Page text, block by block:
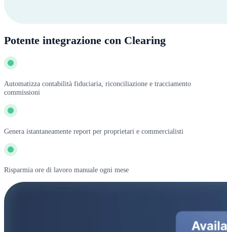
Potente integrazione con Clearing
Automatizza contabilità fiduciaria, riconciliazione e tracciamento
commissioni
Genera istantaneamente report per proprietari e commercialisti
Risparmia ore di lavoro manuale ogni mese